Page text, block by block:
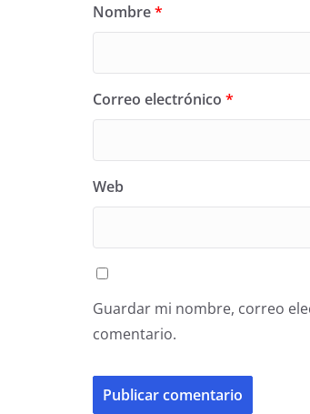
Nombre*
Correo electrónico *
Web
Guardar mi nombre, correo
comentario.